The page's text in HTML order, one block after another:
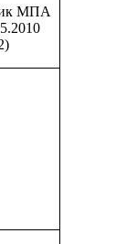
МПА